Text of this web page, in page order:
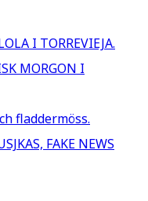
I TORREVIEJA.
MORGON I
fladdermöss.
FAKE NEWS